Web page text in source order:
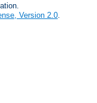
Version 2.0